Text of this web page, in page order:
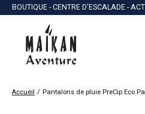
BOUTIQUE - CENTRE D'ESCALADE -
Accueil / Pantalons de pluie PreCip Eco